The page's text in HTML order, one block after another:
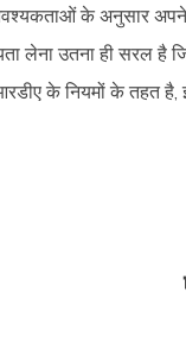
के अनुसार
लेना उतना ही सरल है
के नियमों के तहत है,